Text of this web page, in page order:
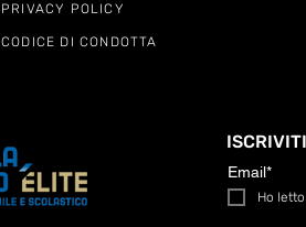
PRIVACY POLICY
CODICE DI CONDOTTA
Ho